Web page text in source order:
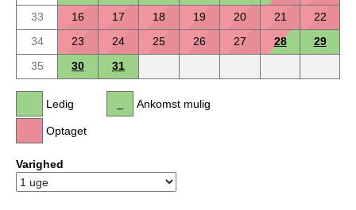
33
16 17 18 19 20 21
22
34
23 24 25 26 27 28
29
35
30 31
Ledig
Optaget
Ankomst mulig
Varighed